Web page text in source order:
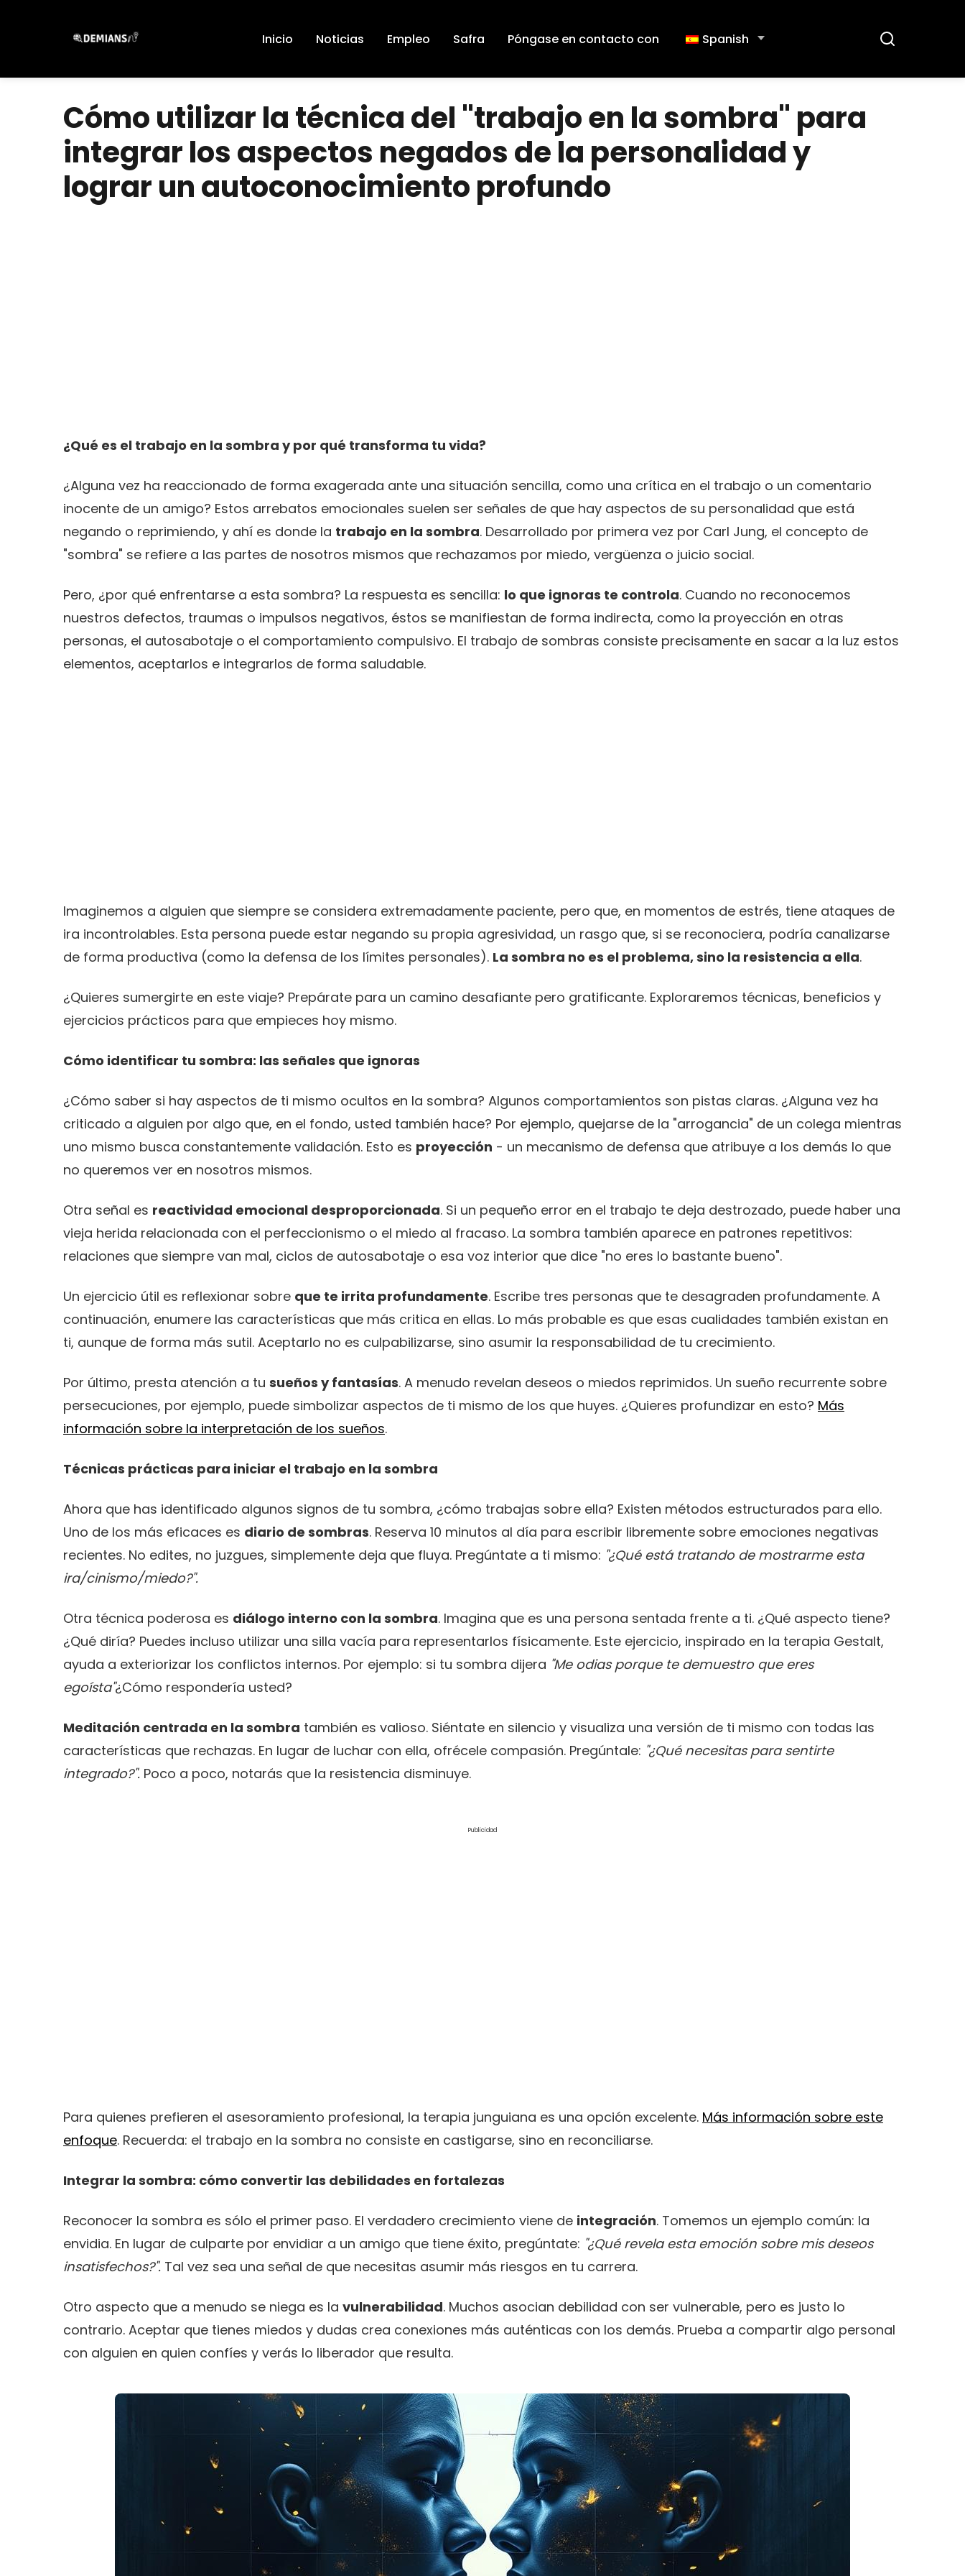
Inicio Noticias Empleo Safra Póngase en contacto con Spanish
Cómo utilizar la técnica del "trabajo en la sombra" para
integrar los aspectos negados de la personalidad y
lograr un autoconocimiento profundo
¿Qué es el trabajo en la sombra y por qué transforma tu vida?
¿Alguna vez ha reaccionado de forma exagerada ante una situación sencilla, como una crítica en el trabajo o un comentario
inocente de un amigo? Estos arrebatos emocionales suelen ser señales de que hay aspectos de su personalidad que está
negando o reprimiendo, y ahí es donde la trabajo en la sombra. Desarrollado por primera vez por Carl Jung, el concepto de
"sombra" se refiere a las partes de nosotros mismos que rechazamos por miedo, vergüenza o juicio social.
Pero, ¿por qué enfrentarse a esta sombra? La respuesta es sencilla: lo que ignoras te controla. Cuando no reconocemos
nuestros defectos, traumas o impulsos negativos, éstos se manifiestan de forma indirecta, como la proyección en otras
personas, el autosabotaje o el comportamiento compulsivo. El trabajo de sombras consiste precisamente en sacar a la luz estos
elementos, aceptarlos e integrarlos de forma saludable.
Imaginemos a alguien que siempre se considera extremadamente paciente, pero que, en momentos de estrés, tiene ataques de
ira incontrolables. Esta persona puede estar negando su propia agresividad, un rasgo que, si se reconociera, podría canalizarse
de forma productiva (como la defensa de los límites personales). La sombra no es el problema, sino la resistencia a ella.
¿Quieres sumergirte en este viaje? Prepárate para un camino desafiante pero gratificante. Exploraremos técnicas, beneficios y
ejercicios prácticos para que empieces hoy mismo.
Cómo identificar tu sombra: las señales que ignoras
¿Cómo saber si hay aspectos de ti mismo ocultos en la sombra? Algunos comportamientos son pistas claras. ¿Alguna vez ha
criticado a alguien por algo que, en el fondo, usted también hace? Por ejemplo, quejarse de la "arrogancia" de un colega mientras
uno mismo busca constantemente validación. Esto es proyección - un mecanismo de defensa que atribuye a los demás lo que
no queremos ver en nosotros mismos.
Otra señal es reactividad emocional desproporcionada. Si un pequeño error en el trabajo te deja destrozado, puede haber una
vieja herida relacionada con el perfeccionismo o el miedo al fracaso. La sombra también aparece en patrones repetitivos:
relaciones que siempre van mal, ciclos de autosabotaje o esa voz interior que dice "no eres lo bastante bueno".
Un ejercicio útil es reflexionar sobre que te irrita profundamente. Escribe tres personas que te desagraden profundamente. A
continuación, enumere las características que más critica en ellas. Lo más probable es que esas cualidades también existan en
ti, aunque de forma más sutil. Aceptarlo no es culpabilizarse, sino asumir la responsabilidad de tu crecimiento.
Por último, presta atención a tu sueños y fantasías. A menudo revelan deseos o miedos reprimidos. Un sueño recurrente sobre
persecuciones, por ejemplo, puede simbolizar aspectos de ti mismo de los que huyes. ¿Quieres profundizar en esto? Más
información sobre la interpretación de los sueños.
Técnicas prácticas para iniciar el trabajo en la sombra
Ahora que has identificado algunos signos de tu sombra, ¿cómo trabajas sobre ella? Existen métodos estructurados para ello.
Uno de los más eficaces es diario de sombras. Reserva 10 minutos al día para escribir libremente sobre emociones negativas
recientes. No edites, no juzgues, simplemente deja que fluya. Pregúntate a ti mismo: "¿Qué está tratando de mostrarme esta
ira/cinismo/miedo?".
Otra técnica poderosa es diálogo interno con la sombra. Imagina que es una persona sentada frente a ti. ¿Qué aspecto tiene?
¿Qué diría? Puedes incluso utilizar una silla vacía para representarlos físicamente. Este ejercicio, inspirado en la terapia Gestalt,
ayuda a exteriorizar los conflictos internos. Por ejemplo: si tu sombra dijera "Me odias porque te demuestro que eres
egoísta"¿Cómo respondería usted?
Meditación centrada en la sombra también es valioso. Siéntate en silencio y visualiza una versión de ti mismo con todas las
características que rechazas. En lugar de luchar con ella, ofrécele compasión. Pregúntale: "¿Qué necesitas para sentirte
integrado?". Poco a poco, notarás que la resistencia disminuye.
Publicidad
Para quienes prefieren el asesoramiento profesional, la terapia junguiana es una opción excelente. Más información sobre este
enfoque. Recuerda: el trabajo en la sombra no consiste en castigarse, sino en reconciliarse.
Integrar la sombra: cómo convertir las debilidades en fortalezas
Reconocer la sombra es sólo el primer paso. El verdadero crecimiento viene de integración. Tomemos un ejemplo común: la
envidia. En lugar de culparte por envidiar a un amigo que tiene éxito, pregúntate: "¿Qué revela esta emoción sobre mis deseos
insatisfechos?". Tal vez sea una señal de que necesitas asumir más riesgos en tu carrera.
Otro aspecto que a menudo se niega es la vulnerabilidad. Muchos asocian debilidad con ser vulnerable, pero es justo lo
contrario. Aceptar que tienes miedos y dudas crea conexiones más auténticas con los demás. Prueba a compartir algo personal
con alguien en quien confíes y verás lo liberador que resulta.